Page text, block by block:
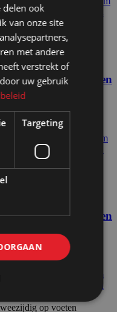
2-zijdig en
demontabel
2-zijdig en
demontabel
delen ook
van onze site
met andere
verstrekt of
uw gebruik
Targeting